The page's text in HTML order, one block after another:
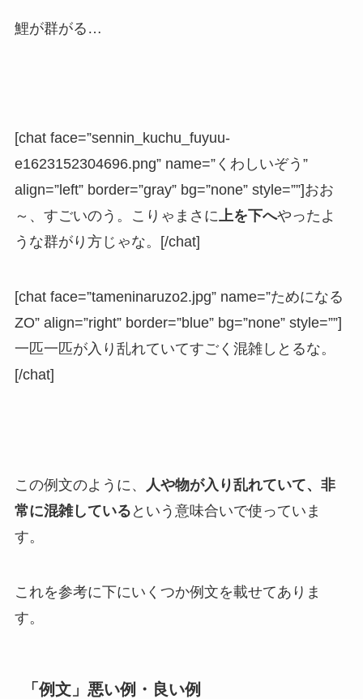
鯉が群がる…
[chat face=”sennin_kuchu_fuyuu-
e1623152304696.png” name=”くわしいぞう”
align=”left” border=”gray” bg=”none” style=””]おお
～、すごいのう。こりゃまさに上を下へやったよ
うな群がり方じゃな。[/chat]
[chat face=”tameninaruzo2.jpg” name=”ためになる
ZO” align=”right” border=”blue” bg=”none” style=””]
一匹一匹が入り乱れていてすごく混雑しとるな。
[/chat]
この例文のように、
人や物が入り乱れていて、非
常に混雑している という意味合いで使っていま
す。
これを参考に下にいくつか例文を載せてありま
す。
「例文」悪い例・良い例